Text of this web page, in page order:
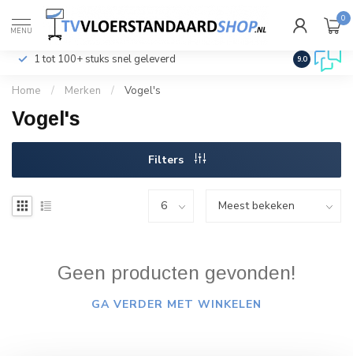
MENU
0
Incl. btw
1 tot 100+ stuks snel geleverd 9.0
Home / Merken / Vogel's
Vogel's
Filters
Geen producten gevonden!
GA VERDER MET WINKELEN